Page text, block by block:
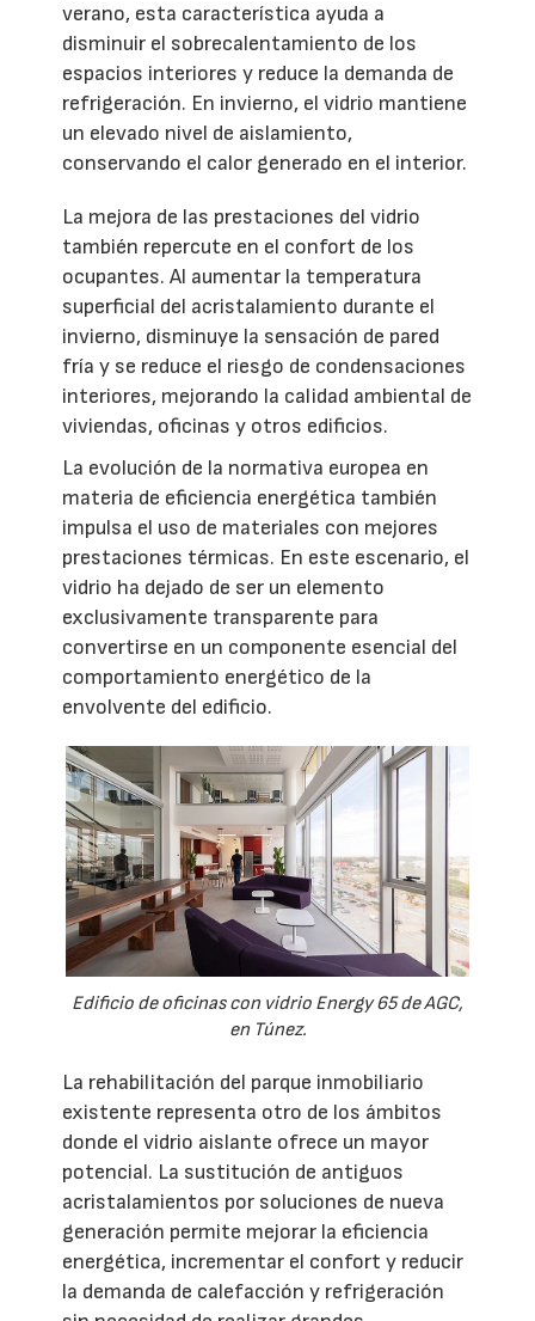
verano, esta característica ayuda a
disminuir el sobrecalentamiento de los
espacios interiores y reduce la demanda de
refrigeración. En invierno, el vidrio mantiene
un elevado nivel de aislamiento,
conservando el calor generado en el interior.
La mejora de las prestaciones del vidrio
también repercute en el confort de los
ocupantes. Al aumentar la temperatura
superficial del acristalamiento durante el
invierno, disminuye la sensación de pared
fría y se reduce el riesgo de condensaciones
interiores, mejorando la calidad ambiental de
viviendas, oficinas y otros edificios.
La evolución de la normativa europea en
materia de eficiencia energética también
impulsa el uso de materiales con mejores
prestaciones térmicas. En este escenario, el
vidrio ha dejado de ser un elemento
exclusivamente transparente para
convertirse en un componente esencial del
comportamiento energético de la
envolvente del edificio.
Edificio de oficinas con vidrio Energy 65 de AGC,
en Túnez.
La rehabilitación del parque inmobiliario
existente representa otro de los ámbitos
donde el vidrio aislante ofrece un mayor
potencial. La sustitución de antiguos
acristalamientos por soluciones de nueva
generación permite mejorar la eficiencia
energética, incrementar el confort y reducir
la demanda de calefacción y refrigeración